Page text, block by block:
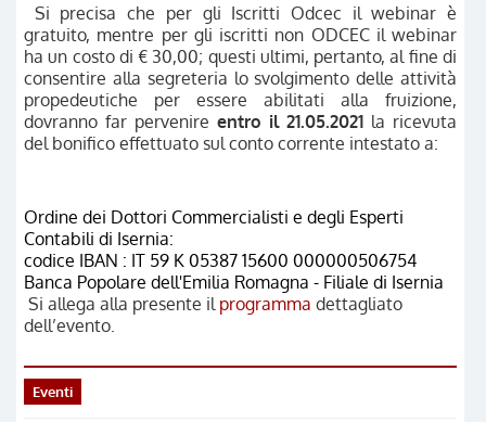
Eventi
Si precisa che per gli Iscritti Odcec il webinar è
gratuito, mentre per gli iscritti non ODCEC il webinar
ha un costo di € 30,00; questi ultimi, pertanto, al fine di
consentire alla segreteria lo svolgimento delle attività
propedeutiche per essere abilitati alla fruizione,
dovranno far pervenire entro il 21.05.2021 la ricevuta
del bonifico effettuato sul conto corrente intestato a:
Ordine dei Dottori Commercialisti e degli Esperti
Contabili di Isernia:
codice IBAN : IT 59 K 05387 15600 000000506754
Banca Popolare dell'Emilia Romagna - Filiale di Isernia
Si allega alla presente il programma dettagliato
dell’evento.